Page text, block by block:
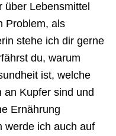
über Lebensmittel
Problem, als
stehe ich dir gerne
du, warum
ist, welche
an Kupfer sind und
Ernährung
werde ich auch auf